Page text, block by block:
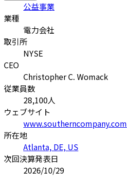
公益事業
業種
電力会社
取引所
NYSE
CEO
Christopher C. Womack
従業員数
28,100人
ウェブサイト
www.southerncompany.com
所在地
Atlanta, DE, US
次回決算発表日
2026/10/29